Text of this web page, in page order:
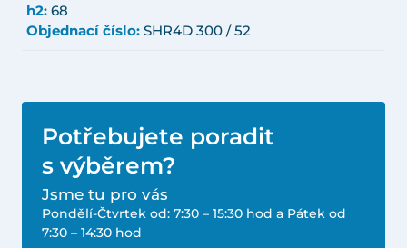
h2: 68
Objednací číslo: SHR4D 300 / 52
Potřebujete poradit
s výběrem?
Jsme tu pro vás
Pondělí-Čtvrtek od: 7:30 – 15:30 hod a Pátek od
7:30 – 14:30 hod